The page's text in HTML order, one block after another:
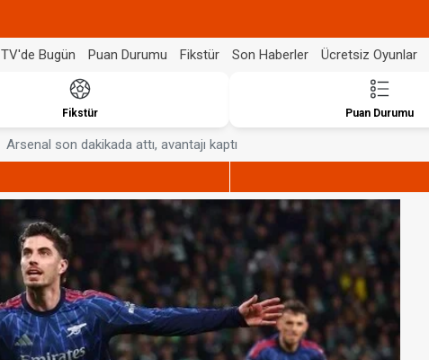
TV'de Bugün Puan Durumu Fikstür Son Haberler Ücretsiz Oyunlar
Fikstür Puan Durumu
Arsenal son dakikada attı, avantajı kaptı